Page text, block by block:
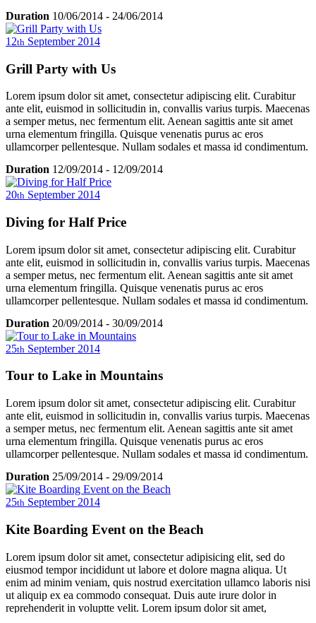
convallis pulvinar. Vivamus tempor odio ut dui elementum mollis.
Cum sociis natoque penatibus et magnis dis parturient montes,
nascetur ridiculus mus. Aenean luctus eleifend velit ac blandit.
Duration 10/06/2014 - 24/06/2014
12th September 2014
Grill Party with Us
Lorem ipsum dolor sit amet, consectetur adipiscing elit. Curabitur
ante elit, euismod in sollicitudin in, convallis varius turpis. Maecenas
a semper metus, nec fermentum elit. Aenean sagittis ante sit amet
urna elementum fringilla. Quisque venenatis purus ac eros
ullamcorper pellentesque. Nullam sodales et massa id condimentum.
habitasse platea dictumst. Vivamus viverra ultricies libero, ac
dignissim nunc ullamcorper sit amet. Proin a turpis vestibulum,
iaculis lorem suscipit, porttitor metus. Maecenas turpis turpis,
nisl, id sagittis ante ullamcorper et. Phasellus auctor aliquam elit, sit
a, semper sem. Donec vel eros eleifend, malesuada justo vel,
placerat turpis. Quisque pellentesque eleifend erat non consequat.
Mauris a tortor metus. Nullam luctus convallis pulvinar. Vivamus
tempor odio ut dui elementum mollis. Cum sociis natoque penatibus
et magnis dis parturient montes, nascetur ridiculus mus. Aenean
Duration 12/09/2014 - 12/09/2014
20th September 2014
Diving for Half Price
Lorem ipsum dolor sit amet, consectetur adipiscing elit. Curabitur
ante elit, euismod in sollicitudin in, convallis varius turpis. Maecenas
a semper metus, nec fermentum elit. Aenean sagittis ante sit amet
urna elementum fringilla. Quisque venenatis purus ac eros
ullamcorper pellentesque. Nullam sodales et massa id condimentum.
habitasse platea dictumst. Vivamus viverra ultricies libero, ac
dignissim nunc ullamcorper sit amet. Proin a turpis vestibulum,
iaculis lorem suscipit, porttitor metus. Maecenas turpis turpis,
nisl, id sagittis ante ullamcorper et. Phasellus auctor aliquam elit, sit
a, semper sem. Donec vel eros eleifend, malesuada justo vel,
placerat turpis. Quisque pellentesque eleifend erat non consequat.
Mauris a tortor metus. Nullam luctus convallis pulvinar. Vivamus
tempor odio ut dui elementum mollis. Cum sociis natoque penatibus
et magnis dis parturient montes, nascetur ridiculus mus. Aenean
Duration 20/09/2014 - 30/09/2014
25th September 2014
Tour to Lake in Mountains
Lorem ipsum dolor sit amet, consectetur adipiscing elit. Curabitur
ante elit, euismod in sollicitudin in, convallis varius turpis. Maecenas
a semper metus, nec fermentum elit. Aenean sagittis ante sit amet
urna elementum fringilla. Quisque venenatis purus ac eros
ullamcorper pellentesque. Nullam sodales et massa id condimentum.
habitasse platea dictumst. Vivamus viverra ultricies libero, ac
dignissim nunc ullamcorper sit amet. Proin a turpis vestibulum,
iaculis lorem suscipit, porttitor metus. Maecenas turpis turpis,
nisl, id sagittis ante ullamcorper et. Phasellus auctor aliquam elit, sit
a, semper sem. Donec vel eros eleifend, malesuada justo vel,
placerat turpis. Quisque pellentesque eleifend erat non consequat.
Mauris a tortor metus. Nullam luctus convallis pulvinar. Vivamus
tempor odio ut dui elementum mollis. Cum sociis natoque penatibus
et magnis dis parturient montes, nascetur ridiculus mus. Aenean
Duration 25/09/2014 - 29/09/2014
25th September 2014
Kite Boarding Event on the Beach
Lorem ipsum dolor sit amet, consectetur adipisicing elit, sed do
eiusmod tempor incididunt ut labore et dolore magna aliqua. Ut
enim ad minim veniam, quis nostrud exercitation ullamco laboris nisi
ut aliquip ex ea commodo consequat. Duis aute irure dolor in
reprehenderit in voluptte velit. Lorem ipsum dolor sit amet,